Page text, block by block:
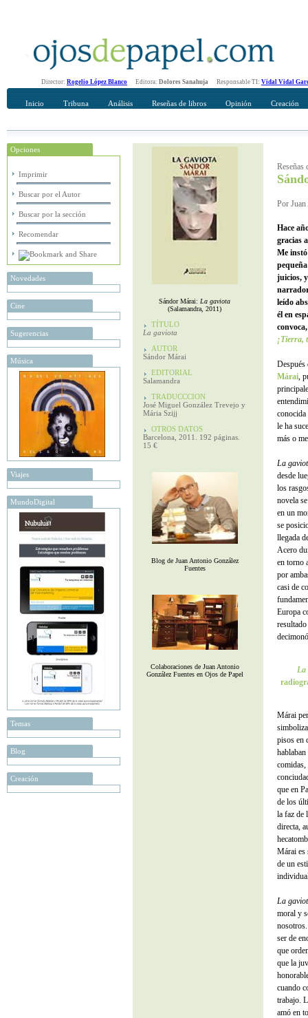
Director: Rogelio López Blanco Editora: Dolores Sanahuja Responsable TI: Vidal Vidal
Inicio Tribuna Análisis Reseñas de libros Opinión Creación
Opciones
Imprimir
Buscar por el Autor
Buscar por la sección
Recomendar
Novedades
Cine
Sugerencias
Música
Viajes
MundoDigital
Temas
Blog
Creación
Recomendar
Su nombre Completo
Sándor Márai: La gaviota
(Salamandra, 2011)
TÍTULO
La gaviota
AUTOR
Sándor Márai
EDITORIAL
Salamandra
TRADUCCCION
José Miguel González Trevejo y
Mária Szijj
OTROS DATOS
Barcelona, 2011. 192 páginas.
15 €
Blog de Juan Antonio González
Fuentes
Colaboraciones de Juan Antonio
González Fuentes en Ojos de Papel
Reseñas
Por
Hace
gracias
Me
juicios,
leído
él en
¡Tierra,
Después
Márai,
le ha
más o
La
desde
los
novela
en un
se
llegada
Acero
en torno
por
casi de
Europa
La
Márai
pisos en
que en
de los
la faz de
directa,
Márai es
de un
La
moral y
ser de
que
que la
cuando
trabajo.
amó en